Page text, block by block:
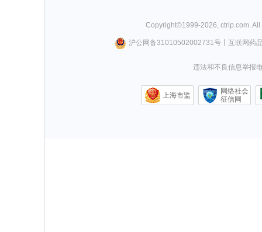
Copyright©1999-2026 ctrip.com .
沪公网备31010502002731号丨 互联网药
违法和不良信息举报
上海市监
网络社会
征信网